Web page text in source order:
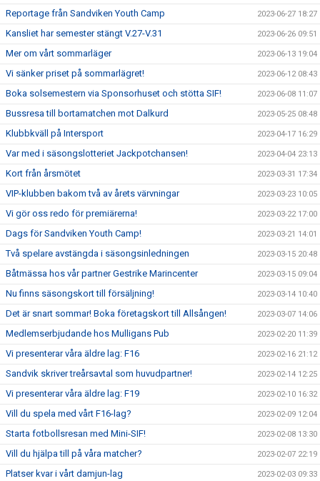
Reportage från Sandviken Youth Camp 2023-06-27 18:27
Kansliet har semester stängt V.27-V.31 2023-06-26 09:51
Mer om vårt sommarläger 2023-06-13 19:04
Vi sänker priset på sommarlägret! 2023-06-12 08:43
Boka solsemestern via Sponsorhuset och stötta SIF! 2023-06-08 11:07
Bussresa till bortamatchen mot Dalkurd 2023-05-25 08:48
Klubbkväll på Intersport 2023-04-17 16:29
Var med i säsongslotteriet Jackpotchansen! 2023-04-04 23:13
Kort från årsmötet 2023-03-31 17:34
VIP-klubben bakom två av årets värvningar 2023-03-23 10:05
Vi gör oss redo för premiärerna! 2023-03-22 17:00
Dags för Sandviken Youth Camp! 2023-03-21 14:01
Två spelare avstängda i säsongsinledningen 2023-03-15 20:48
Båtmässa hos vår partner Gestrike Marincenter 2023-03-15 09:04
Nu finns säsongskort till försäljning! 2023-03-14 10:40
Det är snart sommar! Boka företagskort till Allsången! 2023-03-07 14:06
Medlemserbjudande hos Mulligans Pub 2023-02-20 11:39
Vi presenterar våra äldre lag: F16 2023-02-16 21:12
Sandvik skriver treårsavtal som huvudpartner! 2023-02-14 12:25
Vi presenterar våra äldre lag: F19 2023-02-10 16:32
Vill du spela med vårt F16-lag? 2023-02-09 12:04
Starta fotbollsresan med Mini-SIF! 2023-02-08 13:30
Vill du hjälpa till på våra matcher? 2023-02-07 22:19
Platser kvar i vårt damjun-lag 2023-02-03 09:33